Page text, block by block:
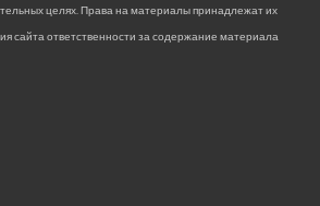
целях. Права на материалы принадлежат их
сайта ответственности за содержание материала